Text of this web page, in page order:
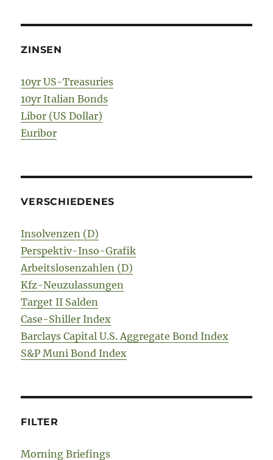
ZINSEN
10yr US-Treasuries
10yr Italian Bonds
Libor (US Dollar)
Euribor
VERSCHIEDENES
Insolvenzen (D)
Perspektiv-Inso-Grafik
Arbeitslosenzahlen (D)
Kfz-Neuzulassungen
Target II Salden
Case-Shiller Index
Barclays Capital U.S. Aggregate Bond Index
S&P Muni Bond Index
FILTER
Morning Briefings